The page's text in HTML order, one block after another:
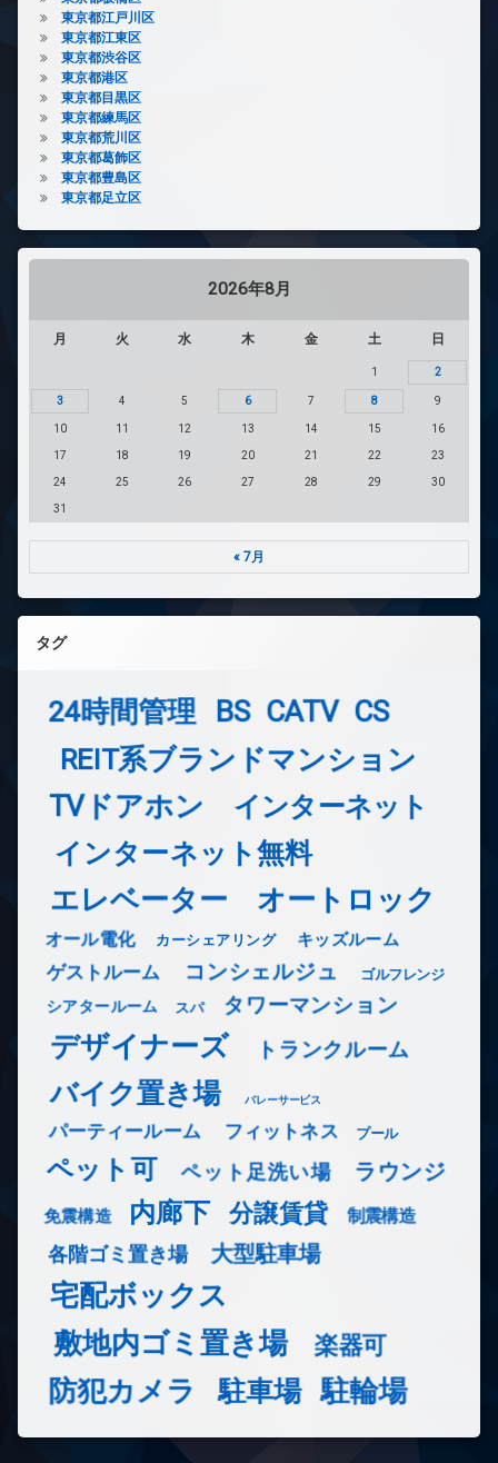
東京都江戸川区
東京都江東区
東京都渋谷区
東京都港区
東京都目黒区
東京都練馬区
東京都荒川区
東京都葛飾区
東京都豊島区
東京都足立区
2026年8月
月 火 水 木 金 土 日
1 2
3 4 5 6 7 8 9
10 11 12 13 14 15 16
17 18 19 20 21 22 23
24 25 26 27 28 29 30
31
« 7月
タグ
24時間管理 BS CATV CS
REIT系ブランドマンション
TVドアホン インターネット
インターネット無料
エレベーター オートロック
オール電化 カーシェアリング キッズルーム
ゲストルーム コンシェルジュ ゴルフレンジ
シアタールーム スパ タワーマンション
デザイナーズ トランクルーム
バイク置き場 バレーサービス
パーティールーム フィットネス プール
ペット可 ペット足洗い場 ラウンジ
免震構造 内廊下 分譲賃貸 制震構造
各階ゴミ置き場 大型駐車場
宅配ボックス
敷地内ゴミ置き場
楽器可
防犯カメラ 駐車場 駐輪場